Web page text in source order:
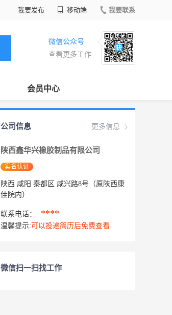
我要发布 移动端 我要联系
微信公众号
查看更多工作
会员中心
更多信息
公司信息
陕西鑫华兴橡胶制品有限公司
实名认证
陕西 咸阳 秦都区 咸兴路8号（原陕西康
佳院内）
联系电话： ****
温馨提示: 可以投递简历后免费查看
微信扫一扫找工作